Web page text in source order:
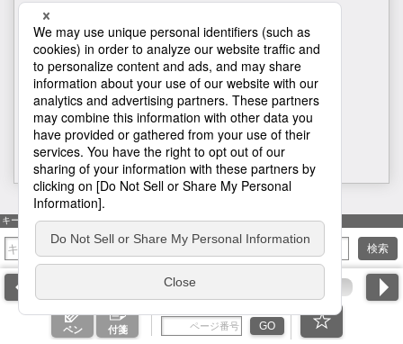
96
キーワード検索
検索
ペン 付箋 GO